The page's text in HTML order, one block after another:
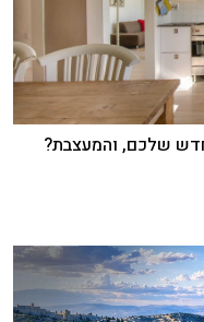
שלכם, והמעצבת?